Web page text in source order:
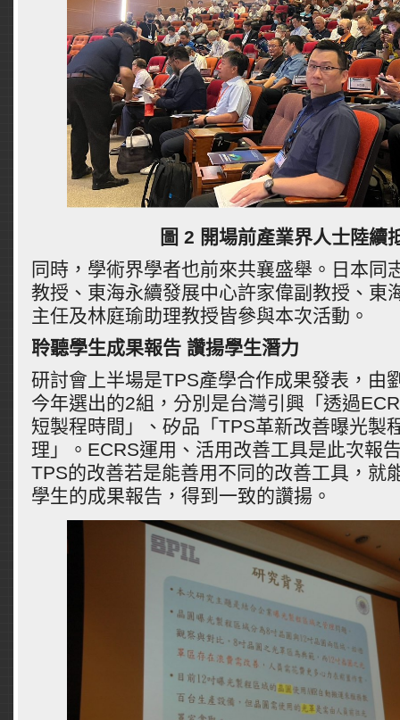
圖 2 開場前產業界人士陸續
同時，學術界學者也前來共襄盛舉。日本同
教授、東海永續發展中心許家偉副教授、東
主任及林庭瑜助理教授皆參與本次活動。
聆聽學生成果報告 讚揚學生潛力
研討會上半場是TPS產學合作成果發表，由
今年選出的2組，分別是台灣引興「透過
短製程時間」、矽品「TPS革新改善曝光製
理」。ECRS運用、活用改善工具是此次報
TPS的改善若是能善用不同的改善工具，就
學生的成果報告，得到一致的讚揚。